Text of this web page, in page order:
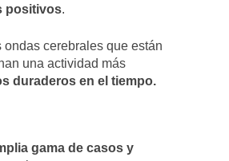
positivos.
cerebrales que están
una actividad más
duraderos en el tiempo.
gama de casos y